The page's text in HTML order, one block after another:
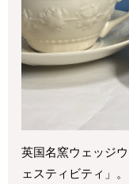
英国名窯ウェッジ
ェスティビティ」。